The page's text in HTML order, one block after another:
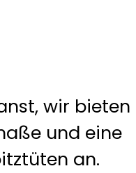
wir
und eine
an.